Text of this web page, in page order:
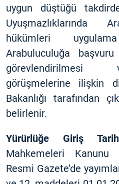
uygun düştüğü
Uyuşmazlıklarında
hükümleri
Arabuluculuğa
görevlendirilmesi
görüşmelerine ilişkin
Bakanlığı tarafından
belirlenir.
Yürürlüğe Giriş
Mahkemeleri Kanunu
Resmi Gazete’de